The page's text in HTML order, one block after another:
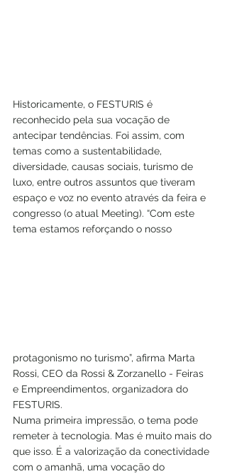
Historicamente, o FESTURIS é
reconhecido pela sua vocação de
antecipar tendências. Foi assim, com
temas como a sustentabilidade,
diversidade, causas sociais, turismo de
luxo, entre outros assuntos que tiveram
espaço e voz no evento através da feira e
congresso (o atual Meeting). “Com este
tema estamos reforçando o nosso
protagonismo no turismo”, afirma Marta
Rossi, CEO da Rossi & Zorzanello - Feiras
e Empreendimentos, organizadora do
FESTURIS.
Numa primeira impressão, o tema pode
remeter à tecnologia. Mas é muito mais do
que isso. É a valorização da conectividade
com o amanhã, uma vocação do